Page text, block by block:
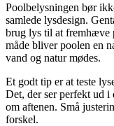
Poolbelysningen bør
samlede lysdesign.
brug lys til at fremhæve
måde bliver poolen en
vand og natur mødes.
Et godt tip er at teste
Det, der ser perfekt ud
om aftenen. Små
forskel.